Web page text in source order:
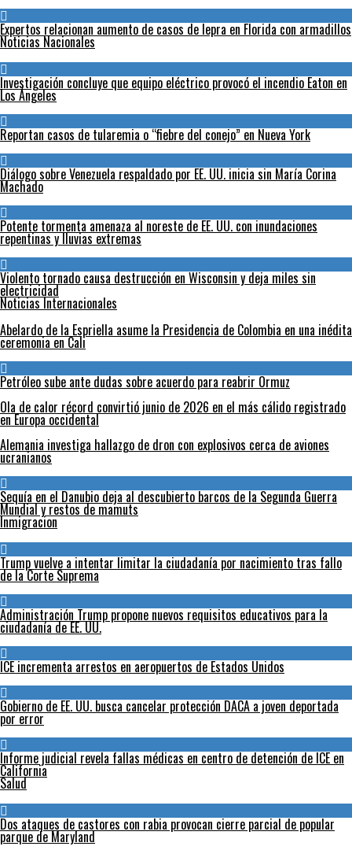
Expertos relacionan aumento de casos de lepra en Florida con armadillos
Noticias Nacionales
Investigación concluye que equipo eléctrico provocó el incendio Eaton en
Los Ángeles
Reportan casos de tularemia o “fiebre del conejo” en Nueva York
Diálogo sobre Venezuela respaldado por EE. UU. inicia sin María Corina
Machado
Potente tormenta amenaza al noreste de EE. UU. con inundaciones
repentinas y lluvias extremas
Violento tornado causa destrucción en Wisconsin y deja miles sin
electricidad
Noticias Internacionales
Abelardo de la Espriella asume la Presidencia de Colombia en una inédita
ceremonia en Cali
Petróleo sube ante dudas sobre acuerdo para reabrir Ormuz
Ola de calor récord convirtió junio de 2026 en el más cálido registrado
en Europa occidental
Alemania investiga hallazgo de dron con explosivos cerca de aviones
ucranianos
Sequía en el Danubio deja al descubierto barcos de la Segunda Guerra
Mundial y restos de mamuts
Inmigracion
Trump vuelve a intentar limitar la ciudadanía por nacimiento tras fallo
de la Corte Suprema
Administración Trump propone nuevos requisitos educativos para la
ciudadanía de EE. UU.
ICE incrementa arrestos en aeropuertos de Estados Unidos
Gobierno de EE. UU. busca cancelar protección DACA a joven deportada
por error
Informe judicial revela fallas médicas en centro de detención de ICE en
California
Salud
Dos ataques de castores con rabia provocan cierre parcial de popular
parque de Maryland